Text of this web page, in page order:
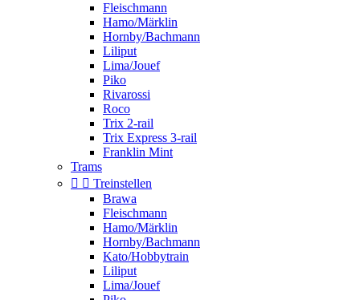
Fleischmann
Hamo/Märklin
Hornby/Bachmann
Liliput
Lima/Jouef
Piko
Rivarossi
Roco
Trix 2-rail
Trix Express 3-rail
Franklin Mint
Trams
  Treinstellen
Brawa
Fleischmann
Hamo/Märklin
Hornby/Bachmann
Kato/Hobbytrain
Liliput
Lima/Jouef